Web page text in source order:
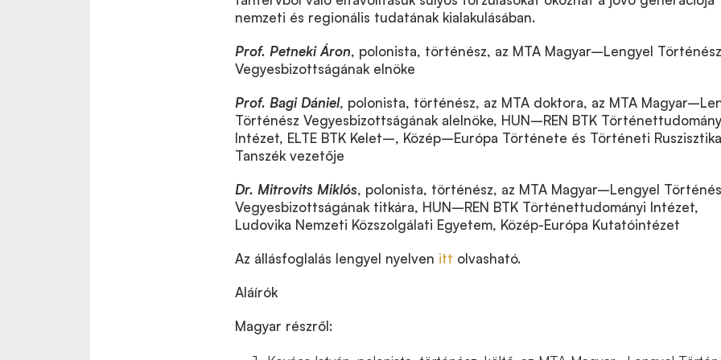
nemzeti és regionális tudatának kialakulásában.
Prof. Petneki Áron, polonista, történész, az MTA Magyar–Lengyel Történész
Vegyesbizottságának elnöke
Prof. Bagi Dániel, polonista, történész, az MTA doktora, az MTA
Történész Vegyesbizottságának alelnöke, HUN–REN BTK
Intézet, ELTE BTK Kelet–, Közép–Európa Története és Történeti
Tanszék vezetője
Dr. Mitrovits Miklós, polonista, történész, az MTA Magyar–Lengyel
Vegyesbizottságának titkára, HUN–REN BTK Történettudományi Intézet,
Ludovika Nemzeti Közszolgálati Egyetem, Közép-Európa Kutatóintézet
Az állásfoglalás lengyel nyelven itt olvasható.
Aláírók
Magyar részről: